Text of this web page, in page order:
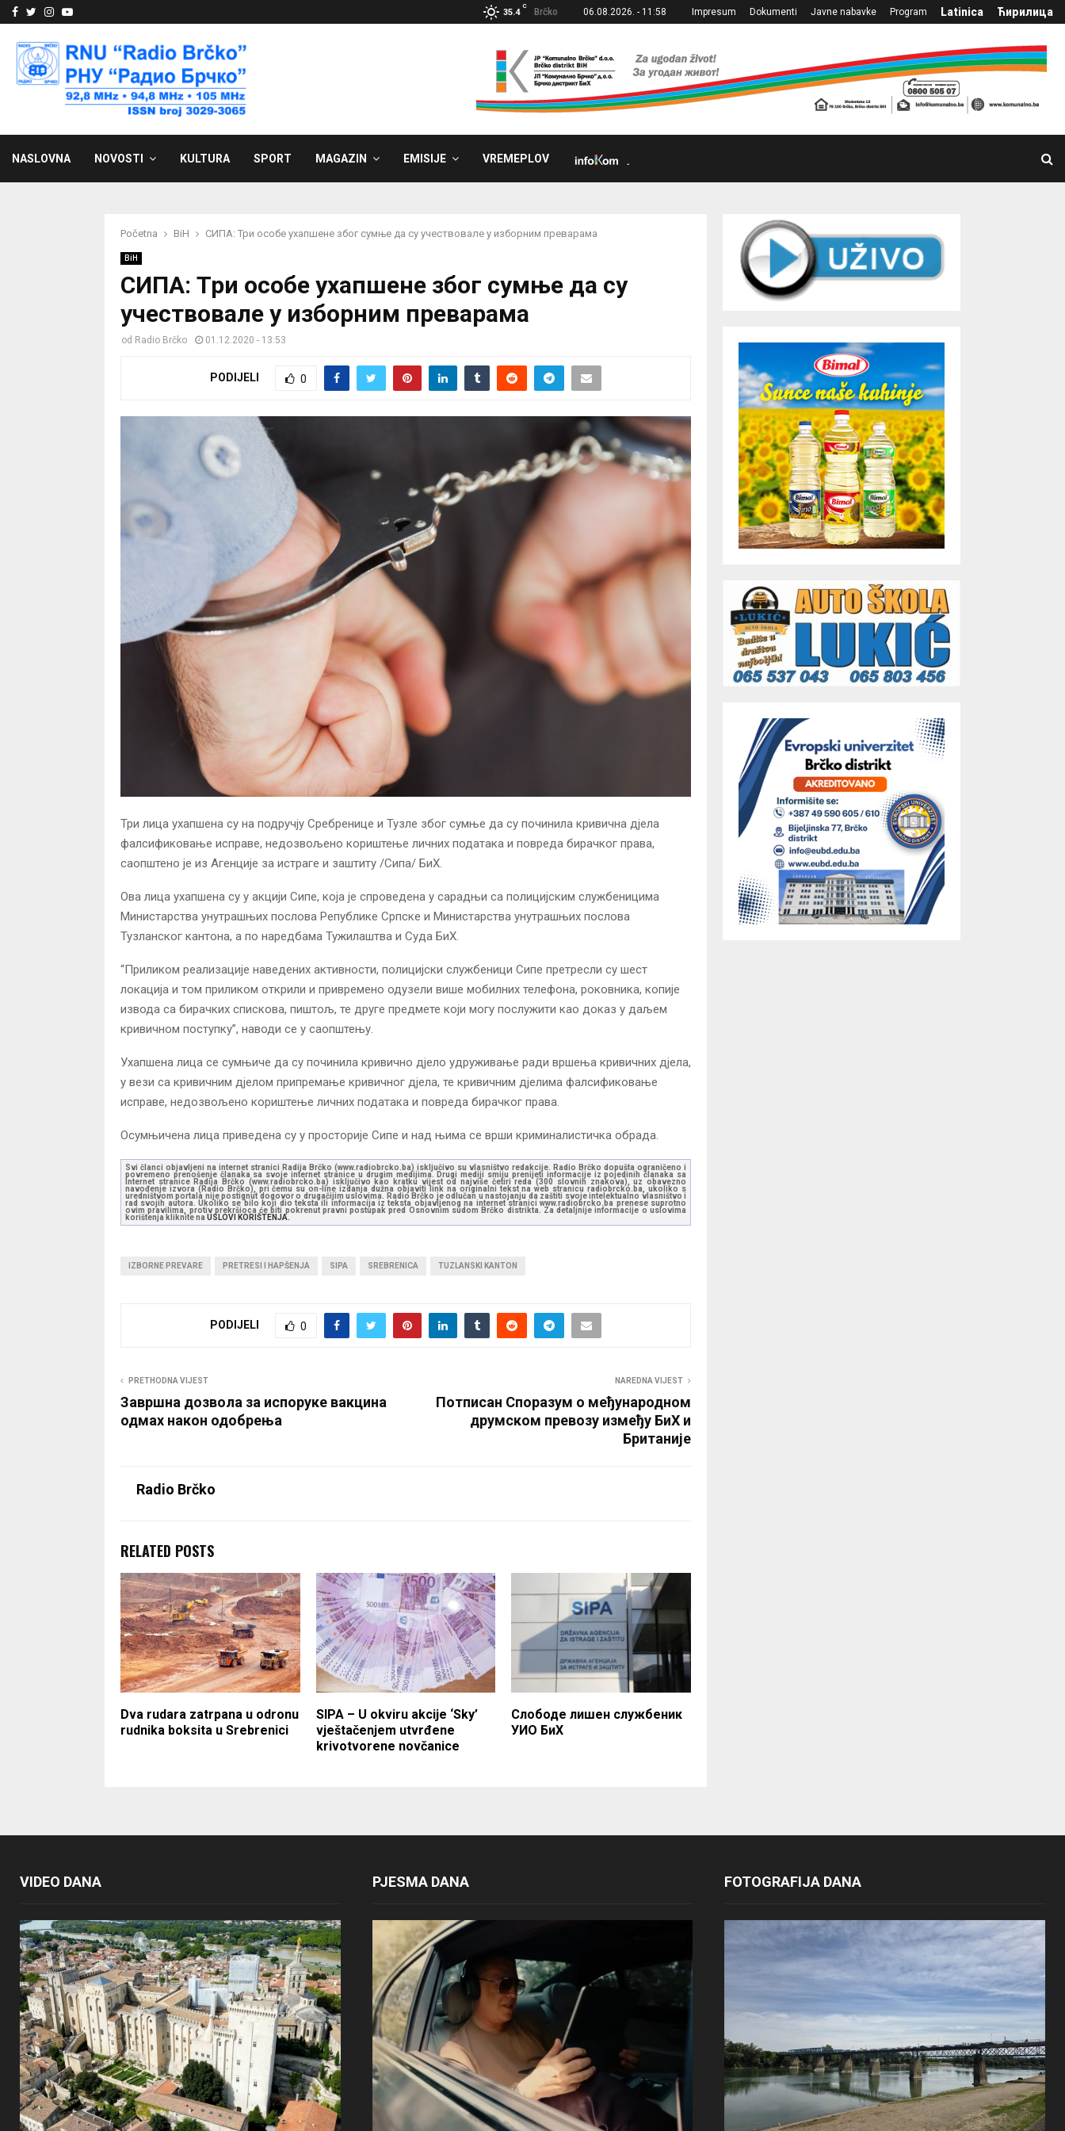
Facebook
Twitter
Instagram
Youtube 35.4
C
Brčko 06.08.2026. - 11:58 Impresum Dokumenti Javne nabavke Program Latinica Ћирилица
NASLOVNA NOVOSTI KULTURA SPORT MAGAZIN EMISIJE VREMEPLOV
Početna BiH СИПА: Три особе ухапшене због сумње да су учествовале у изборним преварама
BiH
СИПА: Три особе ухапшене због сумње да су
учествовале у изборним преварама
od Radio Brčko 01.12.2020 - 13:53
PODIJELI 0
Три лица ухапшена су на подручју Сребренице и Тузле због сумње да су починила кривична дјела
фалсификовање исправе, недозвољено кориштење личних података и повреда бирачког права,
саопштено је из Агенције за истраге и заштиту /Сипа/ БиХ.
Ова лица ухапшена су у акцији Сипе, која је спроведена у сарадњи са полицијским службеницима
Министарства унутрашњих послова Републике Српске и Министарства унутрашњих послова
Тузланског кантона, а по наредбама Тужилаштва и Суда БиХ.
“Приликом реализације наведених активности, полицијски службеници Сипе претресли су шест
локација и том приликом открили и привремено одузели више мобилних телефона, роковника, копије
извода са бирачких спискова, пиштољ, те друге предмете који могу послужити као доказ у даљем
кривичном поступку”, наводи се у саопштењу.
Ухапшена лица се сумњиче да су починила кривично дјело удруживање ради вршења кривичних дјела,
у вези са кривичним дјелом припремање кривичног дјела, те кривичним дјелима фалсификовање
исправе, недозвољено кориштење личних података и повреда бирачког права.
Осумњичена лица приведена су у просторије Сипе и над њима се врши криминалистичка обрада.
Svi članci objavljeni na internet stranici Radija Brčko (www.radiobrcko.ba) isključivo su vlasništvo redakcije. Radio Brčko dopušta ograničeno i
povremeno prenošenje članaka sa svoje internet stranice u drugim medijima. Drugi mediji smiju prenijeti informacije iz pojedinih članaka sa
Internet stranice Radija Brčko (www.radiobrcko.ba) isključivo kao kratku vijest od najviše četiri reda (300 slovnih znakova), uz obavezno
navođenje izvora (Radio Brčko), pri čemu su on-line izdanja dužna objaviti link na originalni tekst na web stranicu radiobrcko.ba, ukoliko s
uredništvom portala nije postignut dogovor o drugačijim uslovima. Radio Brčko je odlučan u nastojanju da zaštiti svoje intelektualno vlasništvo i
rad svojih autora. Ukoliko se bilo koji dio teksta ili informacija iz teksta objavljenog na internet stranici www.radiobrcko.ba prenese suprotno
ovim pravilima, protiv prekršioca će biti pokrenut pravni postupak pred Osnovnim sudom Brčko distrikta. Za detaljnije informacije o uslovima
korištenja kliknite naUSLOVI KORIŠTENJA.
IZBORNE PREVARE PRETRESI I HAPŠENJA SIPA SREBRENICA TUZLANSKI KANTON
PODIJELI 0
PRETHODNA VIJEST
Завршна дозвола за испоруке вакцина
одмах након одобрења
NAREDNA VIJEST
Потписан Споразум о међународном
друмском превозу између БиХ и
Британије
Radio Brčko
RELATED POSTS
Dva rudara zatrpana u odronu
rudnika boksita u Srebrenici
SIPA – U okviru akcije ‘Sky’
vještačenjem utvrđene
krivotvorene novčanice
Слободе лишен службеник
УИО БиХ
VIDEO DANA PJESMA DANA FOTOGRAFIJA DANA